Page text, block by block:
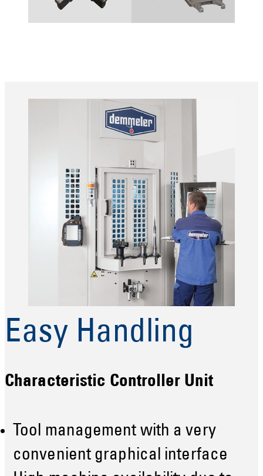
Easy Handling
Characteristic Controller Unit
Tool management with a very
convenient graphical interface